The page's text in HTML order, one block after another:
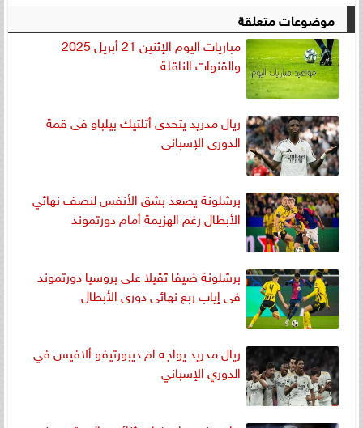
موضوعات متعلقة
مباريات اليوم الإثنين 21 أبريل 2025
والقنوات الناقلة
ريال مدريد يتحدى أتلتيك بيلباو فى قمة
الدورى الإسبانى
برشلونة يصعد بشق الأنفس لنصف نهائي
الأبطال رغم الهزيمة أمام دورتموند
برشلونة ضيفا ثقيلا على بروسيا دورتموند
فى إياب ربع نهائى دورى الأبطال
ريال مدريد يواجه ام ديبورتيفو ألافيس في
الدوري الإسباني